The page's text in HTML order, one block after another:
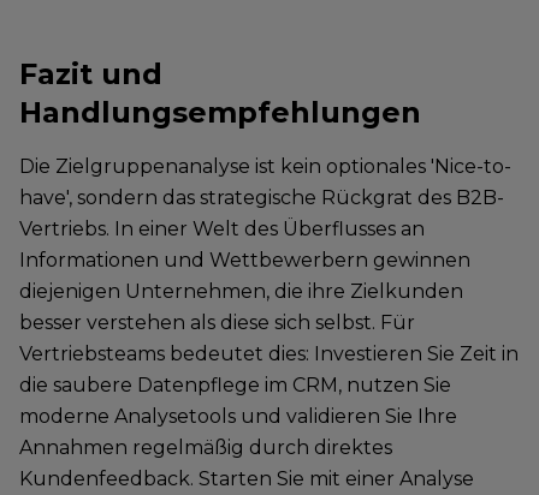
Fazit und
Handlungsempfehlungen
Die Zielgruppenanalyse ist kein optionales 'Nice-to-
have', sondern das strategische Rückgrat des B2B-
Vertriebs. In einer Welt des Überflusses an
Informationen und Wettbewerbern gewinnen
diejenigen Unternehmen, die ihre Zielkunden
besser verstehen als diese sich selbst. Für
Vertriebsteams bedeutet dies: Investieren Sie Zeit in
die saubere Datenpflege im CRM, nutzen Sie
moderne Analysetools und validieren Sie Ihre
Annahmen regelmäßig durch direktes
Kundenfeedback. Starten Sie mit einer Analyse